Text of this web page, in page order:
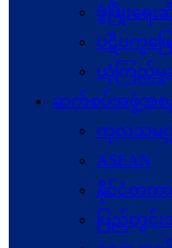
ဖွံဖြိုးရေး
ပဋိပက္ခ‌ဖြ
ယုံကြည်မှု
ဆက်စပ်အဖွဲ့အစည်
ကုလသမဂ္ဂ
ASEAN
နိုင်ငံတကာ
ပြည်တွင်း